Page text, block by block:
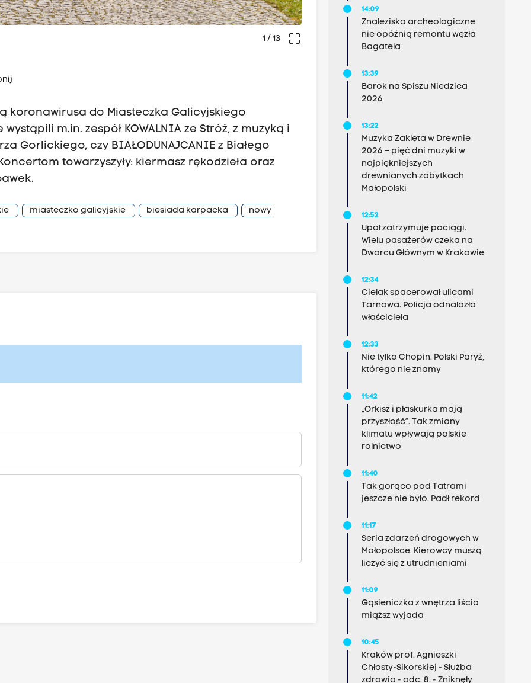
crop_free
1/ 13
koronawirusa do Miasteczka Galicyjskiego
m.in. zespół KOWALNIA ze Stróż, z muzyką i
Gorlickiego, czy BIAŁODUNAJCANIE z Białego
towarzyszyły: kiermasz rękodzieła oraz
miasteczko galicyjskie biesiada karpacka
nowy
14:09
Znaleziska archeologiczne
nie opóźnią remontu węzła
Bagatela
13:39
Barok na Spiszu Niedzica
2026
13:22
Muzyka Zaklęta w Drewnie
2026 – pięć dni muzyki w
najpiękniejszych
drewnianych zabytkach
Małopolski
12:52
Upał zatrzymuje pociągi.
Wielu pasażerów czeka na
Dworcu Głównym w Krakowie
12:34
Cielak spacerował ulicami
Tarnowa. Policja odnalazła
właściciela
12:33
Nie tylko Chopin. Polski Paryż,
którego nie znamy
11:42
„Orkisz i płaskurka mają
przyszłość”. Tak zmiany
klimatu wpływają polskie
rolnictwo
11:40
Tak gorąco pod Tatrami
jeszcze nie było. Padł rekord
11:17
Seria zdarzeń drogowych w
Małopolsce. Kierowcy muszą
liczyć się z utrudnieniami
11:09
Gąsieniczka z wnętrza liścia
miąższ wyjada
10:45
Kraków prof. Agnieszki
Chłosty-Sikorskiej - Służba
zdrowia - odc. 8. - Zniknęły